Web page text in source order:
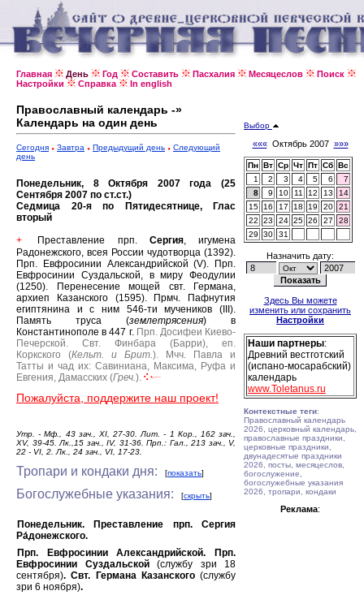
Главная День Год Составить Пасхалия Месяцеслов
Поиск
Настройки
Справка In english
Православный календарь -»
Календарь на один день
Сегодня Завтра Предыдущий день
Следующий
день
Понедельник, 8 Октября 2007 года (25
Сентября 2007 по ст.ст.)
Седмица 20-я по Пятидесятнице, Глас
вторый
+ Преставление прп. Сергия, игумена
Радонежского, всея России чудотворца (1392).
Прп. Евфросинии Александрийской (V).
Прп.
Евфросинии Суздальской, в миру Феодулии
(1250).
Перенесение мощей свт. Германа,
архиеп Казанского (1595).
Прмч. Пафнутия
египтянина и с ним 546-ти мучеников (III).
Память труса (землетрясения) в
Константинополе в 447 г. Прп. Досифеи Киево-
Печерской.
Свт. Финбара (Барри), еп.
Коркского (Кельт. и Брит.).
Мчч. Павла и
Татты и чад их: Савиниана, Максима, Руфа и
Евгения, Дамасских (Греч.).
Пожалуйста, поддержите наш проект!
Утр. - Мф., 43 зач., XI, 27-30. Лит. - 1 Кор., 162 зач.,
ХV, 39-45. Лк.,15 зач., IV, 31-36. Прп.: Гал., 213 зач., V,
22 - VI, 2. Лк., 24 зач., VI, 17-23.
Тропари и кондаки дня: [показать]
Богослужебные указания: [скрыть]
Понедельник. Преставление прп. Сергия
Ра́донежского.
Прп. Евфросинии Александрийской. Прп.
Евфросинии Суздальской(службу зри 18
сентября). Свт. Германа Казанского(службу
зри 6 ноября).
Выбор
«««Октябрь 2007 »»»
Пн Вт Ср Чт Пт Сб Вс
1
2 3 4 5 6
7
8
9 10 11 12 13
14
15
16 17 18 19 20
21
22
23 24 25 26 27
28
29
30 31
Назначить дату:
Здесь Вы можете
изменить или сохранить
Настройки
Наши партнеры:
Древний вестготский
(испано-мосарабский)
календарь
www.Toletanus.ru
Контекстные теги:
Православный календарь
2026, церковный календарь,
православные праздники,
церковные праздники,
двунадесятые праздники
2026, посты, месяцеслов,
богослужение,
богослужебные указания
2026, тропари, кондаки
Реклама: